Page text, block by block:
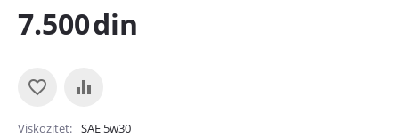
7.500din
Viskozitet SAE 5w30